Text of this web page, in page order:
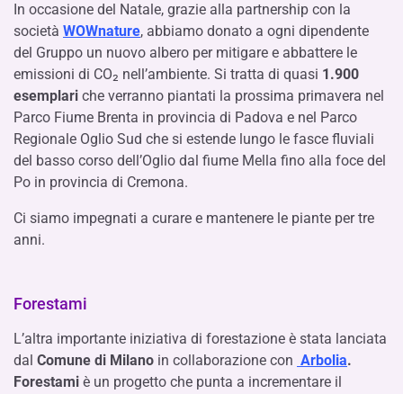
In occasione del Natale, grazie alla partnership con la
società WOWnature, abbiamo donato a ogni dipendente
del Gruppo un nuovo albero per mitigare e abbattere le
emissioni di CO₂ nell’ambiente. Si tratta di quasi 1.900
esemplari che verranno piantati la prossima primavera nel
Parco Fiume Brenta in provincia di Padova e nel Parco
Regionale Oglio Sud che si estende lungo le fasce fluviali
del basso corso dell’Oglio dal fiume Mella fino alla foce del
Po in provincia di Cremona.
Ci siamo impegnati a curare e mantenere le piante per tre
anni.
Forestami
L’altra importante iniziativa di forestazione è stata lanciata
dal Comune di Milano in collaborazione con Arbolia.
Forestami è un progetto che punta a incrementare il